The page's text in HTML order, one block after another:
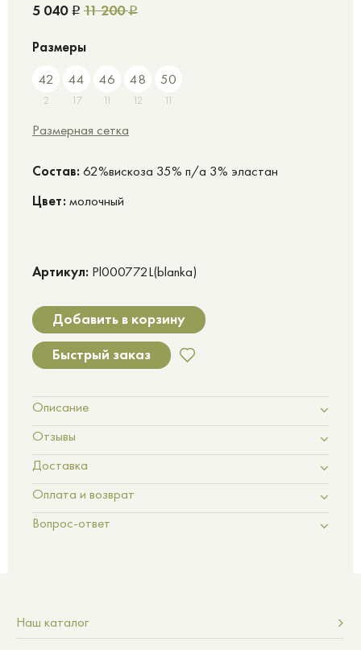
5 040 Р 11 200Р
Размеры
42
2
44
17
46
11
48
12
50
11
Размерная сетка
Cостав: 62%вискоза 35% п/а 3% эластан
Цвет: молочный
Артикул: Pl000772L(blanka)
Добавить в корзину
Быстрый заказ
Описание
Отзывы
Доставка
Оплата и возврат
Вопрос-ответ
Наш каталог